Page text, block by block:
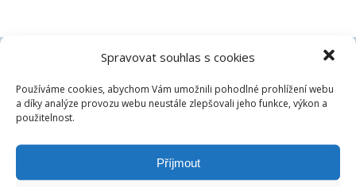
Spravovat souhlas s cookies
Používáme cookies, abychom Vám umožnili pohodlné prohlížení webu
a díky analýze provozu webu neustále zlepšovali jeho funkce, výkon a
použitelnost.
Příjmout
České dluhopisové tržiště s.r.o.